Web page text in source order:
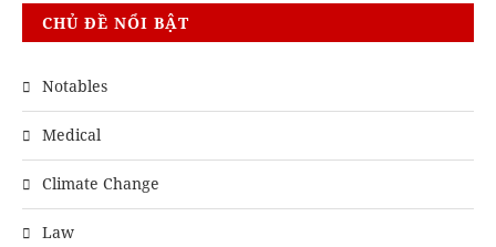
CHỦ ĐỀ NỔI BẬT
Notables
Medical
Climate Change
Law